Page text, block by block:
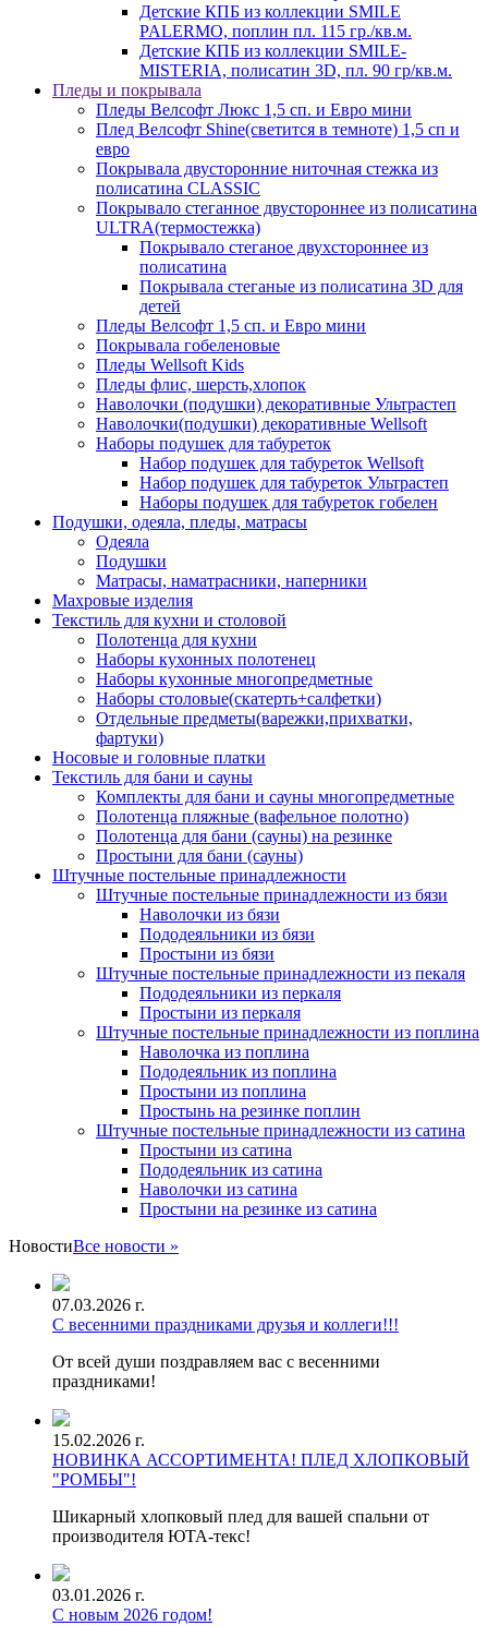
Детские КПБ из коллекции SMILE
PALERMO, поплин пл. 115 гр./кв.м.
Детские КПБ из коллекции SMILE-
MISTERIA, полисатин 3D, пл. 90 гр/кв.м.
Пледы и покрывала
Пледы Велсофт Люкс 1,5 сп. и Евро мини
Плед Велсофт Shine(светится в темноте) 1,5 сп и
евро
Покрывала двусторонние ниточная стежка из
полисатина CLASSIC
Покрывало стеганное двустороннее из полисатина
ULTRA(термостежка)
Покрывало стеганое двухстороннее из
полисатина
Покрывала стеганые из полисатина 3D для
детей
Пледы Велсофт 1,5 сп. и Евро мини
Покрывала гобеленовые
Пледы Wellsoft Kids
Пледы флис, шерсть,хлопок
Наволочки (подушки) декоративные Ультрастеп
Наволочки(подушки) декоративные Wellsoft
Наборы подушек для табуреток
Набор подушек для табуреток Wellsoft
Набор подушек для табуреток Ультрастеп
Наборы подушек для табуреток гобелен
Подушки, одеяла, пледы, матрасы
Одеяла
Подушки
Матрасы, наматрасники, наперники
Махровые изделия
Текстиль для кухни и столовой
Полотенца для кухни
Наборы кухонных полотенец
Наборы кухонные многопредметные
Наборы столовые(скатерть+салфетки)
Отдельные предметы(варежки,прихватки,
фартуки)
Носовые и головные платки
Текстиль для бани и сауны
Комплекты для бани и сауны многопредметные
Полотенца пляжные (вафельное полотно)
Полотенца для бани (сауны) на резинке
Простыни для бани (сауны)
Штучные постельные принадлежности
Штучные постельные принадлежности из бязи
Наволочки из бязи
Пододеяльники из бязи
Простыни из бязи
Штучные постельные принадлежности из пекаля
Пододеяльники из перкаля
Простыни из перкаля
Штучные постельные принадлежности из поплина
Наволочка из поплина
Пододеяльник из поплина
Простыни из поплина
Простынь на резинке поплин
Штучные постельные принадлежности из сатина
Простыни из сатина
Пододеяльник из сатина
Наволочки из сатина
Простыни на резинке из сатина
НовостиВсе новости »
07.03.2026 г.
С весенними праздниками друзья и коллеги!!!
От всей души поздравляем вас с весенними
праздниками!
15.02.2026 г.
НОВИНКА АССОРТИМЕНТА! ПЛЕД ХЛОПКОВЫЙ
"РОМБЫ"!
Шикарный хлопковый плед для вашей спальни от
производителя ЮТА-текс!
03.01.2026 г.
С новым 2026 годом!